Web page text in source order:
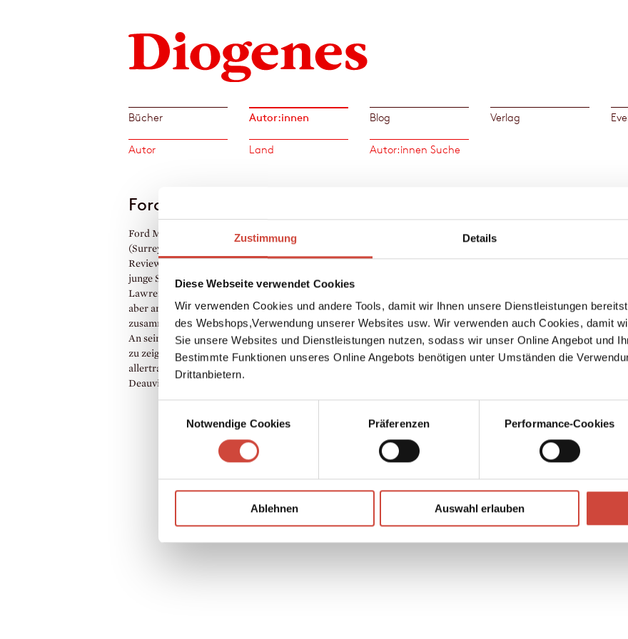
Zustimmung Details
Diese Webseite verwendet Cookies
Wir verwenden Cookies und andere Tools, damit wir Ihnen unsere Dienstleistungen
des Webshops,Verwendung unserer Websites usw. Wir verwenden auch Cookies, damit
Sie unsere Websites und Dienstleistungen nutzen, sodass wir unser Online Angebot und
Bestimmte Funktionen unseres Online Angebots benötigen unter Umständen die
Drittanbietern.
Notwendige Cookies
Präferenzen Performance-Cookies
Ablehnen Auswahl erlauben
Bücher Autor:innen Blog Verlag
Autor Land Autor:innen Suche
Foto: Archiv Diogenes Verlag
Download Bilddatei ↘
Ford Madox Ford
Ford Madox Ford, geboren 1873 in Merton
(Surrey), entdeckte als Herausgeber der ›English
Review‹ und der ›Transatlantic Review‹ eine
junge Schriftstellergeneration, darunter D. H.
Lawrence, Ezra Pound, H. G. Wells. Vor allem
aber arbeitete er eng mit Joseph Conrad
zusammen, mit dem er mehrere Bücher verfasste.
An seinem 40. Geburtstag setzte er sich hin, »um
zu zeigen, was er konnte«, und schrieb ›Die
allertraurigste Geschichte‹. Ford starb 1939 in
Deauville (Normandie).